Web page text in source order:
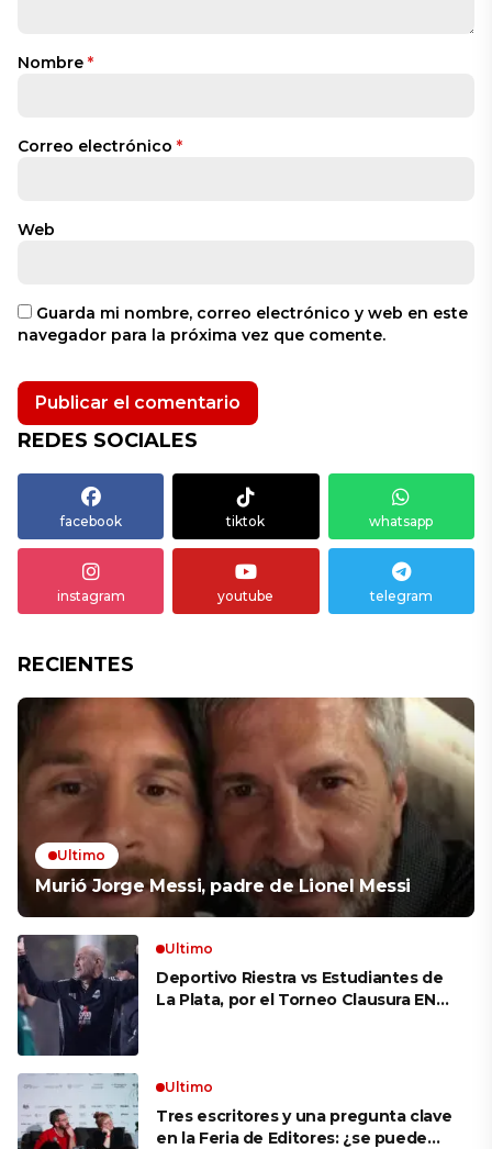
Nombre *
Correo electrónico *
Web
Guarda mi nombre, correo electrónico y web en este
navegador para la próxima vez que comente.
REDES SOCIALES
facebook tiktok whatsapp
instagram youtube telegram
RECIENTES
Ultimo
Murió Jorge Messi, padre de Lionel Messi
Ultimo
Deportivo Riestra vs Estudiantes de
La Plata, por el Torneo Clausura EN
Ultimo
Tres escritores y una pregunta clave
en la Feria de Editores: ¿se puede